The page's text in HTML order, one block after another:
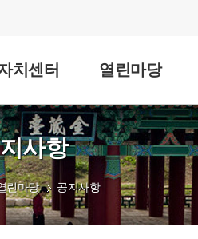
치센터 열린마당
사항
린마당 공지사항